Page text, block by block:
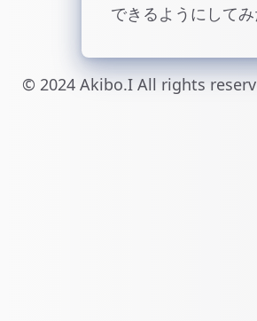
できるようにしてみ
© 2024 Akibo.I All rights